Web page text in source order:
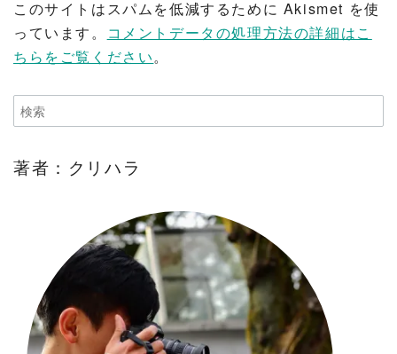
このサイトはスパムを低減するために Akismet を使
っています。
コメントデータの処理方法の詳細はこ
ちらをご覧ください。
著者：クリハラ